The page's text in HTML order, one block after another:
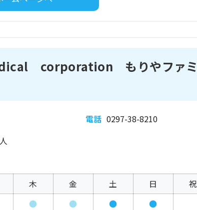
corporation もりやファミ
電話 0297-38-8210
木 金 土 日 祝
● ● ● ●